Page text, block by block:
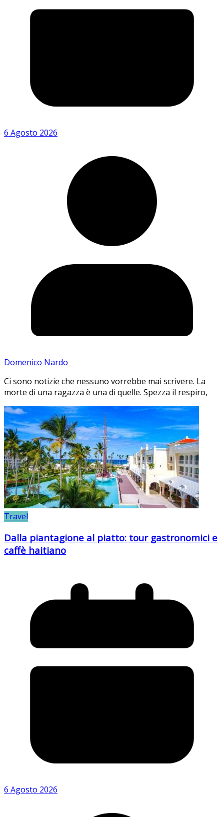
6 Agosto 2026
Domenico Nardo
Ci sono notizie che nessuno vorrebbe mai scrivere. La
morte di una ragazza è una di quelle. Spezza il respiro,
Travel
Dalla piantagione al piatto: tour gastronomici e
caffè haitiano
6 Agosto 2026